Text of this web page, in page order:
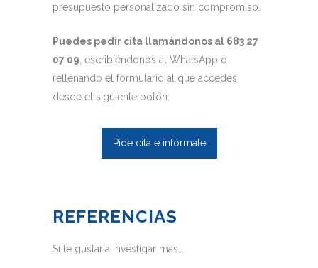
presupuesto personalizado sin compromiso.
Puedes pedir cita llamándonos al 683 27
07 09 , escribiéndonos al WhatsApp o
rellenando el formulario al que accedes
desde el siguiente botón.
Pide cita e infórmate
REFERENCIAS
Si te gustaría investigar más…